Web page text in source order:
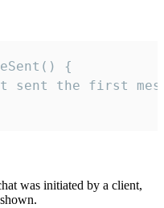
{
sent the first
was initiated by a client,